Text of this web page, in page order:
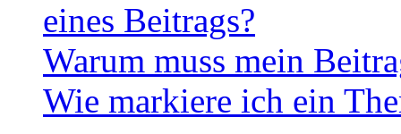
eines Beitrags?
Warum muss mein
Wie markiere ich ein